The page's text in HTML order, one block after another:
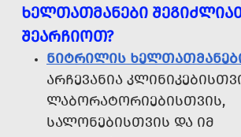
ᲮᲔᲚᲗᲐᲗᲛᲐᲜᲔᲑᲘ
ᲨᲔᲐᲠᲩᲘᲝᲗ?
ᲜᲘᲢᲠᲘᲚᲘᲡ
ᲐᲠᲩᲔᲕᲐᲜᲘᲐ
ᲚᲐᲑᲝᲠᲐᲢᲝᲠᲘᲔᲑᲘᲡᲗᲕᲘᲡ,
ᲡᲐᲚᲝᲜᲔᲑᲘᲡᲗᲕᲘᲡ ᲓᲐ ᲘᲛ